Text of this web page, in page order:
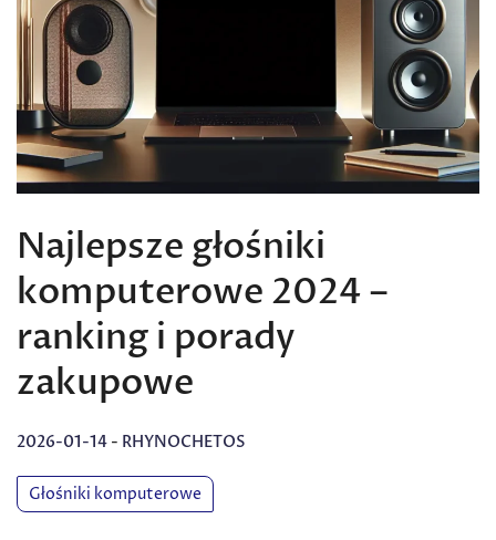
Najlepsze głośniki
komputerowe 2024 –
ranking i porady
zakupowe
2026-01-14 - RHYNOCHETOS
Głośniki komputerowe